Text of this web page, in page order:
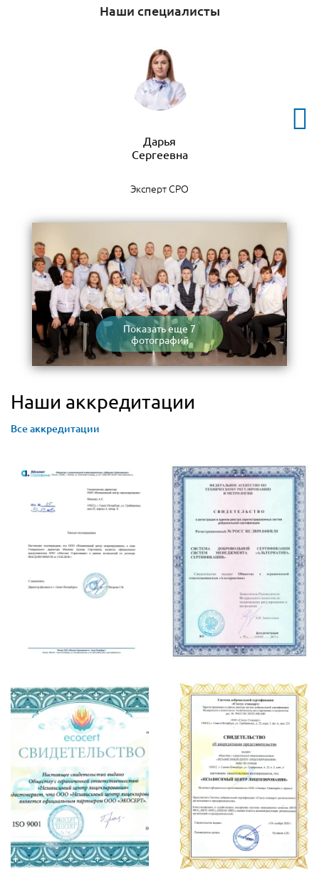
Наши специалисты
Дарья
Сергеевна
Эксперт СРО
Показать еще 7
фотографий
Наши аккредитации
Все аккредитации